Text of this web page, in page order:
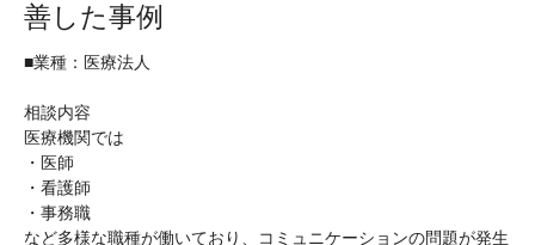
善した事例
■業種：医療法人
相談内容
医療機関では
・医師
・看護師
・事務職
など多様な職種が働いており、コミュニケーションの問題が発生